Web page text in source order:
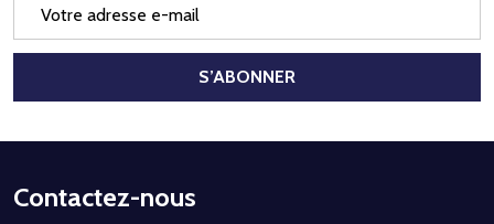
mail
S’ABONNER
Début
Contactez-nous